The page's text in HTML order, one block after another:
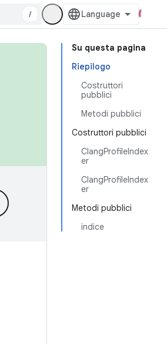
/
Su questa pagina
Riepilogo
Costruttori
pubblici
Metodi pubblici
Costruttori pubblici
ClangProfileIndex
er
ClangProfileIndex
er
Metodi pubblici
indice